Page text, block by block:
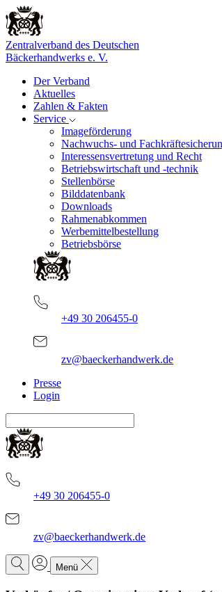
Zentralverband des Deutschen
Bäckerhandwerks e. V.
Der Verband
Aktuelles
Zahlen & Fakten
Service
Imageförderung
Nachwuchs- und
Interessensvertretung und Recht
Betriebswirtschaft und -technik
Stellenbörse
Bilddatenbank
Downloads
Rahmenabkommen
Werbemittelbestellung
Betriebsbörse
+49 30 206455-0
zv@baeckerhandwerk.de
Presse
Login
+49 30 206455-0
zv@baeckerhandwerk.de
Menü